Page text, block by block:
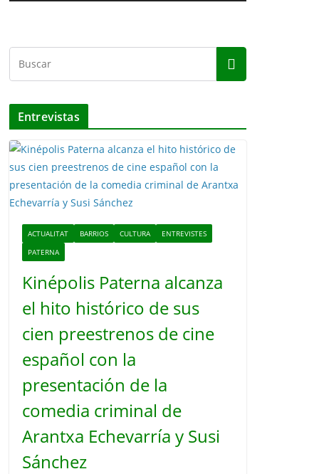
v
d
Entrevistas
ACTUALITAT BARRIOS CULTURA
ENTREVISTES
PATERNA
Kinépolis Paterna alcanza
el hito histórico de sus
cien preestrenos de cine
español con la
presentación de la
comedia criminal de
Arantxa Echevarría y Susi
Sánchez